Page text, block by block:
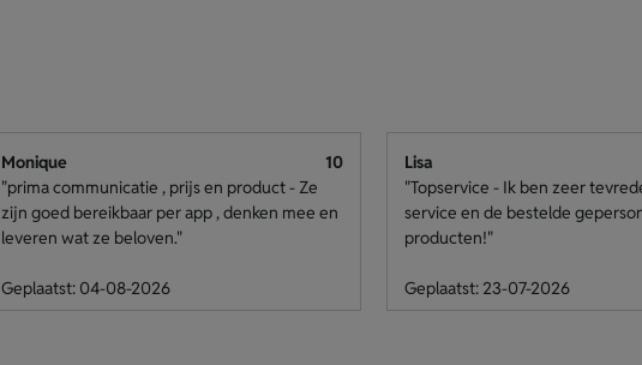
Monique
10
"prima communicatie , prijs en product - Ze
zijn goed bereikbaar per app , denken mee en
leveren wat ze beloven."
Geplaatst: 04-08-2026
Lisa
"Topservice - Ik ben zeer
service en de bestelde
producten!"
Geplaatst: 23-07-2026